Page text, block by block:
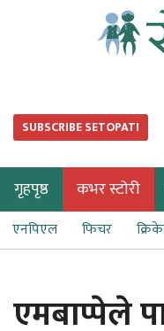
SUBSCRIBE SETOPATI
गृहपृष्ठ कभर स्टोरी
एनपिएल फिचर
एमबाप्पेले